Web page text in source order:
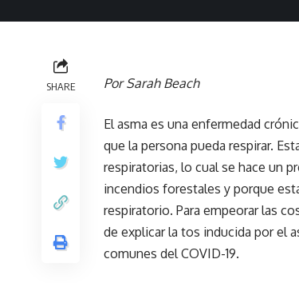
SHARE Por Sarah Beach
El asma es una enfermedad
que la persona pueda respirar.
respiratorias, lo cual se hace un
incendios forestales y porque
respiratorio. Para empeorar las
de explicar la tos inducida por el
comunes del COVID-19.